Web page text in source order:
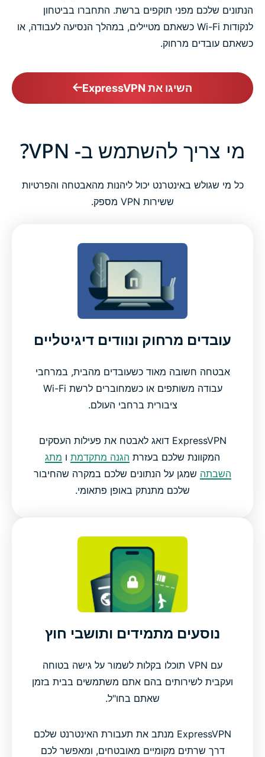
הנתונים שלכם מפני תוקפים ברשת. התחברו בביטחון
לנקודות Wi-Fi כשאתם מטיילים, במהלך הנסיעה לעבודה, או
כשאתם עובדים מרחוק.
השיגו את ExpressVPN
מי צריך להשתמש ב- VPN?
כל מי שגולש באינטרנט יכול ליהנות מהאבטחה והפרטיות
ששירות VPN מספק.
עובדים מרחוק ונוודים דיגיטליים
אבטחה חשובה מאוד כשעובדים מהבית, במרחבי
עבודה משותפים או כשמחוברים לרשת Wi-Fi
ציבורית ברחבי העולם.
ExpressVPN דואג לאבטח את פעילות העסקים
המקוונת שלכם בעזרת הגנה מתקדמת ו מתג
השבתה שמגן על הנתונים שלכם במקרה שהחיבור
שלכם מתנתק באופן פתאומי.
נוסעים מתמידים ותושבי חוץ
עם VPN תוכלו בקלות לשמור על גישה בטוחה
ועקבית לשירותים בהם אתם משתמשים בבית בזמן
שאתם בחו"ל.
ExpressVPN מנתב את תעבורת האינטרנט שלכם
דרך שרתים מקומיים מאובטחים, ומאפשר לכם